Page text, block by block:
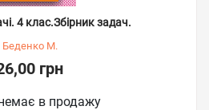
4 клас.Збірник задач.
Беденко М.
грн
в продажу